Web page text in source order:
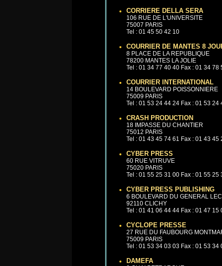
CORRIERE DELLA SERA
106 RUE DE L'UNIVERSITE
75007 PARIS
Tel : 01 45 50 42 10
COURRIER DE MANTES 8
8 PLACE DE LA REPUBLIQUE
78200 MANTES LA JOLIE
Tel : 01 34 77 40 40 Fax : 01 34 78
COURRIER INTERNATIONAL
14 BOULEVARD POISSONNIERE
75009 PARIS
Tel : 01 53 24 44 24 Fax : 01 53 24
CRASH PRODUCTION
18 IMPASSE DU CHANTIER
75012 PARIS
Tel : 01 43 45 74 61 Fax : 01 43 45
CYBER PRESS
60 RUE VITRUVE
75020 PARIS
Tel : 01 55 25 31 00 Fax : 01 55 25
CYBER PRESS PUBLISHING
6 BOULEVARD DU GENERAL
92110 CLICHY
Tel : 01 41 06 44 44 Fax : 01 47 15
CYCLOPE PRESSE
27 RUE DU FAUBOURG
75009 PARIS
Tel : 01 53 34 03 03 Fax : 01 53 34
DAMEFA